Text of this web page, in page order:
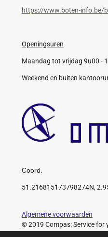
https://www.boten-info.be/
Openingsuren
Maandag tot vrijdag 9u00 -
Weekend en buiten
Coord.
51.216815173798274N,
Algemene voorwaarden
© 2019 Compas: Service for